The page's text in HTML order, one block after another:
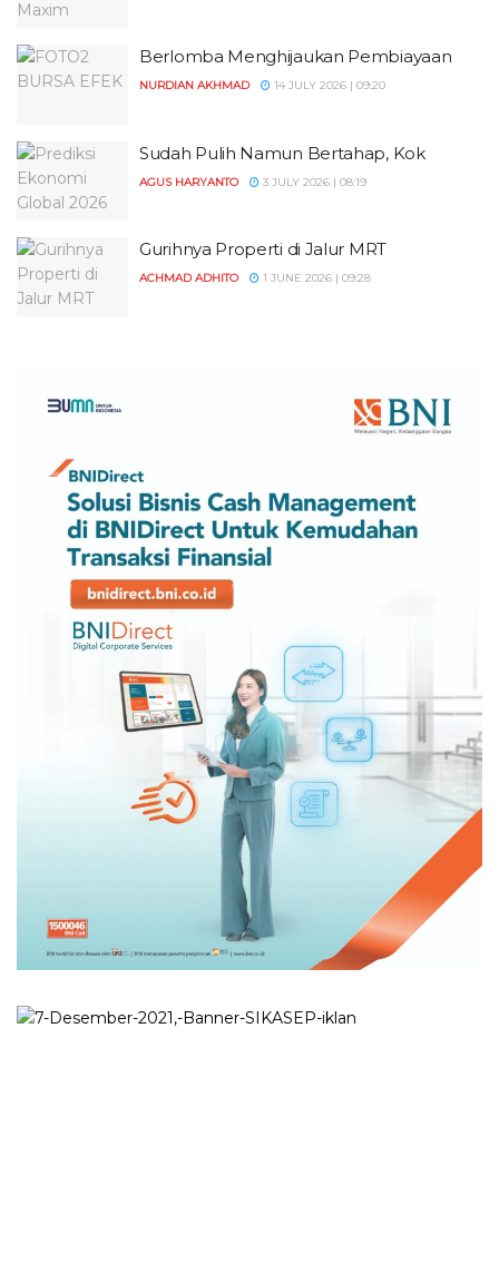
Berlomba Menghijaukan Pembiayaan
NURDIAN AKHMAD 14 JULY 2026 | 09:20
Sudah Pulih Namun Bertahap, Kok
AGUS HARYANTO 3 JULY 2026 | 08:19
Gurihnya Properti di Jalur MRT
ACHMAD ADHITO 1 JUNE 2026 | 09:28